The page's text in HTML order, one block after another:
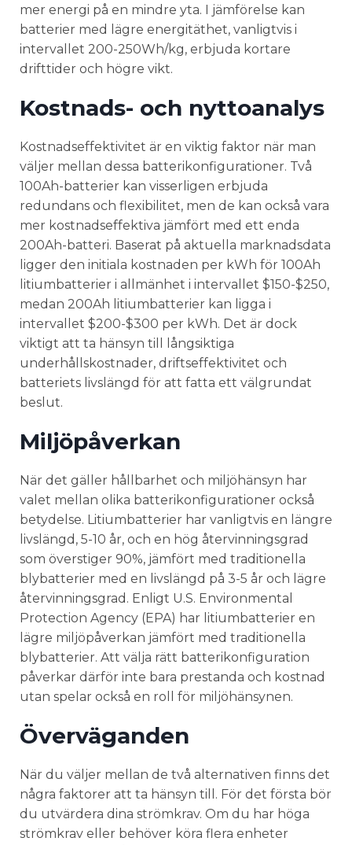
mer energi på en mindre yta. I jämförelse kan
batterier med lägre energitäthet, vanligtvis i
intervallet 200-250Wh/kg, erbjuda kortare
drifttider och högre vikt.
Kostnads- och nyttoanalys
Kostnadseffektivitet är en viktig faktor när man
väljer mellan dessa batterikonfigurationer. Två
100Ah-batterier kan visserligen erbjuda
redundans och flexibilitet, men de kan också vara
mer kostnadseffektiva jämfört med ett enda
200Ah-batteri. Baserat på aktuella marknadsdata
ligger den initiala kostnaden per kWh för 100Ah
litiumbatterier i allmänhet i intervallet $150-$250,
medan 200Ah litiumbatterier kan ligga i
intervallet $200-$300 per kWh. Det är dock
viktigt att ta hänsyn till långsiktiga
underhållskostnader, driftseffektivitet och
batteriets livslängd för att fatta ett välgrundat
beslut.
Miljöpåverkan
När det gäller hållbarhet och miljöhänsyn har
valet mellan olika batterikonfigurationer också
betydelse. Litiumbatterier har vanligtvis en längre
livslängd, 5-10 år, och en hög återvinningsgrad
som överstiger 90%, jämfört med traditionella
blybatterier med en livslängd på 3-5 år och lägre
återvinningsgrad. Enligt U.S. Environmental
Protection Agency (EPA) har litiumbatterier en
lägre miljöpåverkan jämfört med traditionella
blybatterier. Att välja rätt batterikonfiguration
påverkar därför inte bara prestanda och kostnad
utan spelar också en roll för miljöhänsynen.
Överväganden
När du väljer mellan de två alternativen finns det
några faktorer att ta hänsyn till. För det första bör
du utvärdera dina strömkrav. Om du har höga
strömkrav eller behöver köra flera enheter